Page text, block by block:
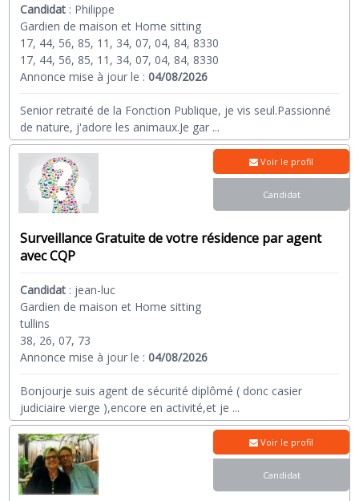
Candidat : Philippe
Gardien de maison et Home sitting
17, 44, 56, 85, 11, 34, 07, 04, 84, 8330
17, 44, 56, 85, 11, 34, 07, 04, 84, 8330
Annonce mise à jour le :04/08/2026
Senior retraité de la Fonction Publique, je vis seul.Passionné
de nature, j'adore les animaux.Je gar ...
Surveillance Gratuite de votre résidence par agent
avec CQP
Candidat : jean-luc
Gardien de maison et Home sitting
tullins
38, 26, 07, 73
Annonce mise à jour le :04/08/2026
Bonjourje suis agent de sécurité diplômé ( donc casier
judiciaire vierge ),encore en activité,et je ...
Voir le profil
Candidat
Voir le profil
Candidat